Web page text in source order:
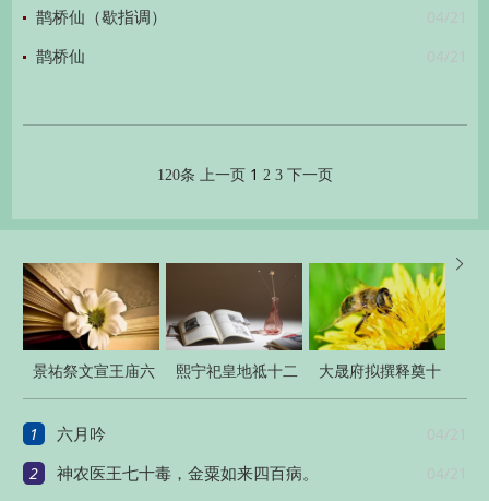
04/21
鹊桥仙（歇指调）
04/21
鹊桥仙
120条 上一页 1 2 3 下一页

景祐祭文宣王庙六
首
熙宁祀皇地祗十二
首
大晟府拟撰释奠十
四首
1 04/21
六月吟
2 04/21
神农医王七十毒，金粟如来四百病。